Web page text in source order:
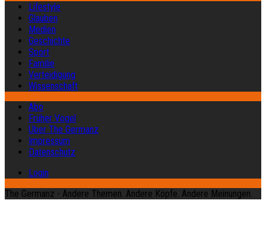
Lifestyle
Glauben
Medien
Geschichte
Sport
Familie
Verteidigung
Wissenschaft
Abo
Früher Vogel
Über The Germanz
Impressum
Datenschutz
Login
The Germanz - Andere Themen. Andere Köpfe. Andere Meinungen.